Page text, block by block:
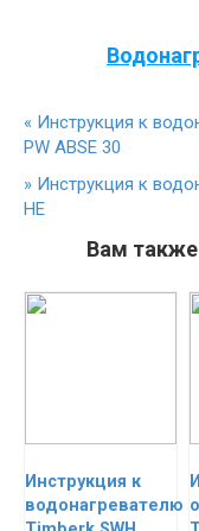
« Инструкция к
PW ABSE 30
» Инструкция к
HE
Вам
Инструкция к
водонагревателю